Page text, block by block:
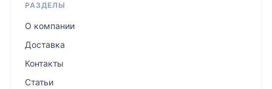
РАЗДЕЛЫ
О компании
Доставка
Контакты
Статьи